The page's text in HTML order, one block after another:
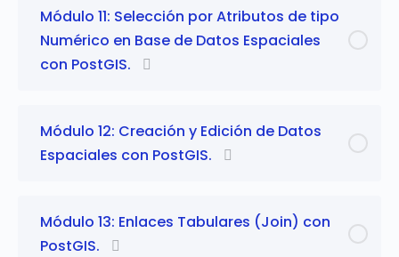
Módulo 11: Selección por Atributos de tipo
Numérico en Base de Datos Espaciales
con PostGIS.
Módulo 12: Creación y Edición de Datos
Espaciales con PostGIS.
Módulo 13: Enlaces Tabulares (Join) con
PostGIS.